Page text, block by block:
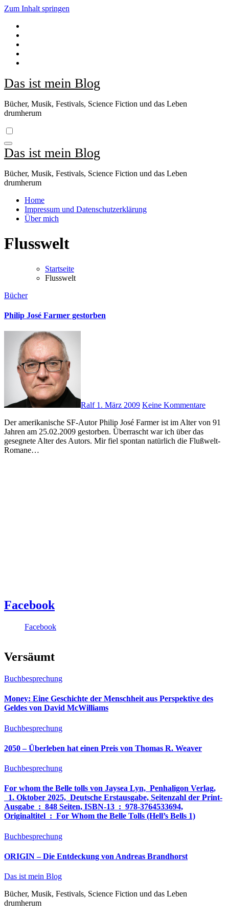
Zum Inhalt springen
Das ist mein Blog
Bücher, Musik, Festivals, Science Fiction und das Leben
drumherum
Das ist mein Blog
Bücher, Musik, Festivals, Science Fiction und das Leben
drumherum
Home
Impressum und Datenschutzerklärung
Über mich
Flusswelt
Startseite
Flusswelt
Bücher
Philip José Farmer gestorben
Ralf 1. März 2009 Keine Kommentare
Der amerikanische SF-Autor Philip José Farmer ist im Alter von 91
Jahren am 25.02.2009 gestorben. Überrascht war ich über das
gesegnete Alter des Autors. Mir fiel spontan natürlich die Flußwelt-
Romane…
Facebook
Facebook
Versäumt
Buchbesprechung
Money: Eine Geschichte der Menschheit aus Perspektive des
Geldes von David McWilliams
Buchbesprechung
2050 – Überleben hat einen Preis von Thomas R. Weaver
Buchbesprechung
For whom the Belle tolls von Jaysea Lyn, ‎ Penhaligon Verlag,
‎ 1. Oktober 2025, ‎ Deutsche Erstausgabe, Seitenzahl der Print-
Ausgabe ‏ : ‎ 848 Seiten, ISBN-13 ‏ : ‎ 978-3764533694,
Originaltitel ‏ : ‎ For Whom the Belle Tolls (Hell’s Bells 1)
Buchbesprechung
ORIGIN – Die Entdeckung von Andreas Brandhorst
Das ist mein Blog
Bücher, Musik, Festivals, Science Fiction und das Leben
drumherum